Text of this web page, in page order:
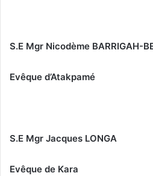
S.E Mgr Nicodème BARRIGAH-
Evêque d’Atakpamé
S.E Mgr Jacques LONGA
Evêque de Kara